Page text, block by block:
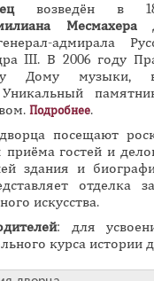
возведён в
Месмахера
адмирала
III. В 2006 году
Дому
Подробнее.
посещают
гостей и
здания и
отделка
искусства.
: для
курса истории